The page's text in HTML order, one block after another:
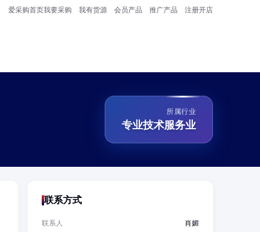
爱采购首页我要采购 我有货源 会员产品 推广产品 注册开店
所属行业
专业技术服务业
联系方式
联系人 肖媚